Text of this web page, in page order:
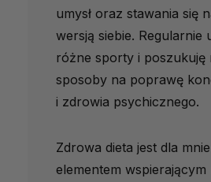
umysł oraz stawania się
wersją siebie. Regularnie
różne sporty i poszukuję
sposoby na poprawę
i zdrowia psychicznego.
Zdrowa dieta jest dla
elementem wspierającym